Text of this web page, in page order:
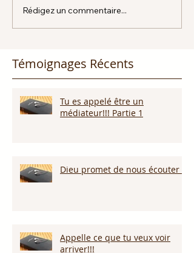
Rédigez un commentaire...
Témoignages Récents
Tu es appelé être un
médiateur!!! Partie 1
Dieu promet de nous écouter !
Appelle ce que tu veux voir
arriver!!!